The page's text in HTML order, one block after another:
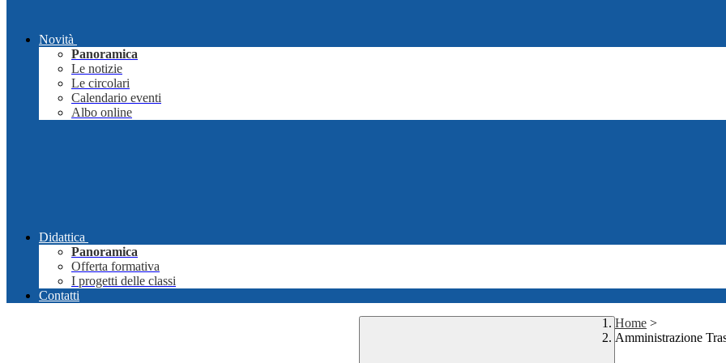
Novità
Panoramica
Le notizie
Le circolari
Calendario eventi
Albo online
Didattica
Panoramica
Offerta formativa
I progetti delle classi
Contatti
Home >
Amministrazione